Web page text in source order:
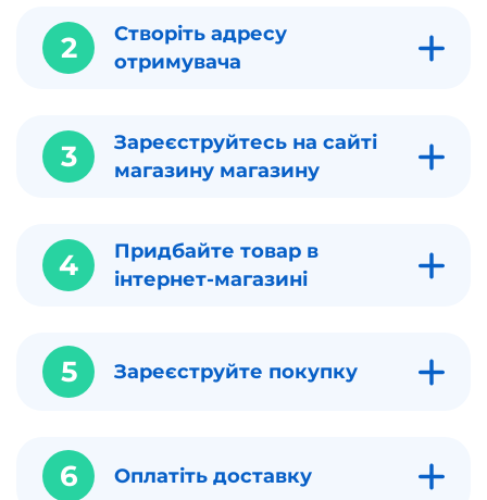
2
Створіть адресу
отримувача
3
Зареєструйтесь на сайті
магазину магазину
4
Придбайте товар в
інтернет-магазині
5 Зареєструйте покупку
6 Оплатіть доставку